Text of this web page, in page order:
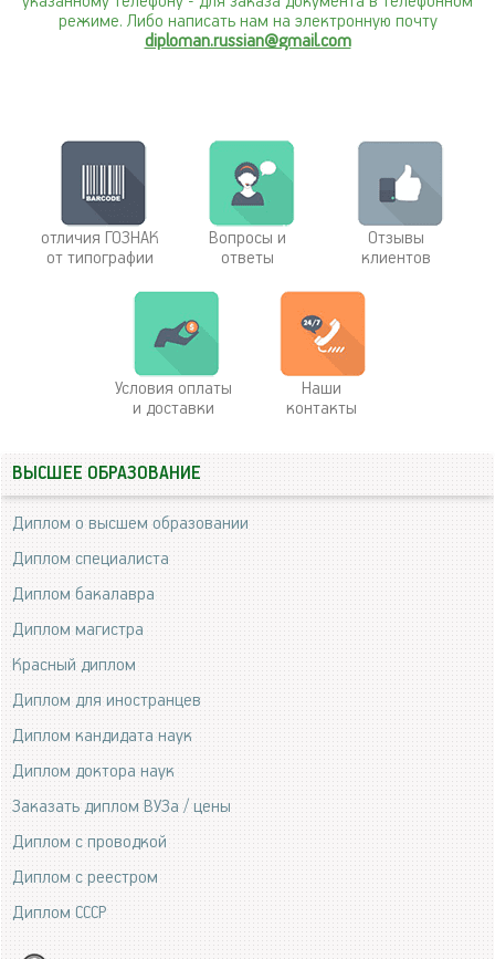
режиме. Либо написать нам на электронную почту
diploman.russian@gmail.com
отличия ГОЗНАК
от типографии
Вопросы и
ответы
Отзывы
клиентов
Условия оплаты
и доставки
Наши
контакты
ВЫСШЕЕ ОБРАЗОВАНИЕ
Диплом о высшем образовании
Диплом специалиста
Диплом бакалавра
Диплом магистра
Красный диплом
Диплом для иностранцев
Диплом кандидата наук
Диплом доктора наук
Заказать диплом ВУЗа / цены
Диплом с проводкой
Диплом с реестром
Диплом СССР